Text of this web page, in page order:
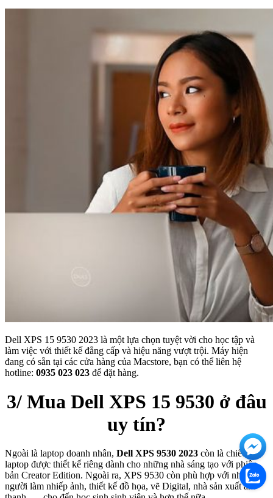
Dell XPS 15 9530 2023 là một lựa chọn tuyệt vời cho học tập và
làm việc với thiết kế đẳng cấp và hiệu năng vượt trội. Máy hiện
đang có sẵn tại các cửa hàng của Macstore, bạn có thể liên hệ
hotline: 0935 023 023 để đặt hàng.
3/ Mua Dell XPS 15 9530 ở đâu
uy tín?
Ngoài là laptop doanh nhân, Dell XPS 9530 2023 còn là chiếc
laptop được thiết kế riêng dành cho những nhà sáng tạo với phiên
bản Creator Edition. Ngoài ra, XPS 9530 còn phù hợp với những
người làm nhiếp ảnh, thiết kế đồ họa, vẽ Digital, nhà sản xuất âm